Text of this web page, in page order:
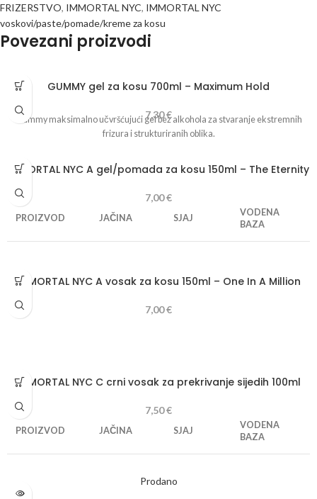
FRIZERSTVO, IMMORTAL NYC, IMMORTAL NYC
voskovi/paste/pomade/kreme za kosu
Povezani proizvodi
GUMMY gel za kosu 700ml – Maximum Hold
7,30€
Gummy maksimalno učvršćujući gel bez alkohola za stvaranje ekstremnih
frizura i strukturiranih oblika.
IMMORTAL NYC A gel/pomada za kosu 150ml – The Eternity
7,00€
PROIZVOD JAČINA SJAJ
VODENA
BAZA
IMMORTAL NYC A vosak za kosu 150ml – One In A Million
7,00€
IMMORTAL NYC C crni vosak za prekrivanje sijedih 100ml
7,50€
PROIZVOD JAČINA SJAJ
VODENA
BAZA
Prodano